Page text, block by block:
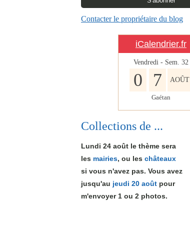
Contacter le propriétaire du blog
iCalendrier.fr
Vendredi - Sem. 32
0 7 AOÛT
Gaétan
Collections de ...
Lundi 24 août le thème sera
les mairies, ou les châteaux
si vous n'avez pas. Vous avez
jusqu'au jeudi 20 août pour
m'envoyer 1 ou 2 photos.